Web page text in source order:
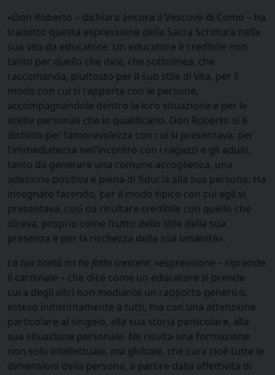
«Don Roberto – dichiara ancora il Vescovo di Como – ha
tradotto questa espressione della Sacra Scrittura nella
sua vita da educatore. Un educatore è credibile non
tanto per quello che dice, che sottolinea, che
raccomanda, piuttosto per il suo stile di vita, per il
modo con cui si rapporta con le persone,
accompagnandole dentro la loro situazione e per le
scelte personali che lo qualificano. Don Roberto si è
distinto per l’amorevolezza con cui si presentava, per
l’immediatezza nell’incontro con i ragazzi e gli adulti,
tanto da generare una comune accoglienza, una
adesione positiva e piena di fiducia alla sua persona. Ha
insegnato facendo, per il modo tipico con cui egli si
presentava, così da risultare credibile con quello che
diceva, proprio come frutto dello stile della sua
presenza e per la ricchezza della sua umanità».
La tua bontà mi ha fatto crescere: «espressione – riprende
il cardinale – che dice come un educatore si prende
cura degli altri non mediante un rapporto generico,
esteso indistintamente a tutti, ma con una attenzione
particolare al singolo, alla sua storia particolare, alla
sua situazione personale. Ne risulta una formazione
non solo intellettuale, ma globale, che cura cioè tutte le
dimensioni della persona, a partire dalla affettività di